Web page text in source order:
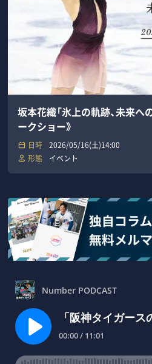
坂本花織「氷上の軌跡、未来へ
ークショー》
日時
2026/05/16(土)14:00
形態
イベント